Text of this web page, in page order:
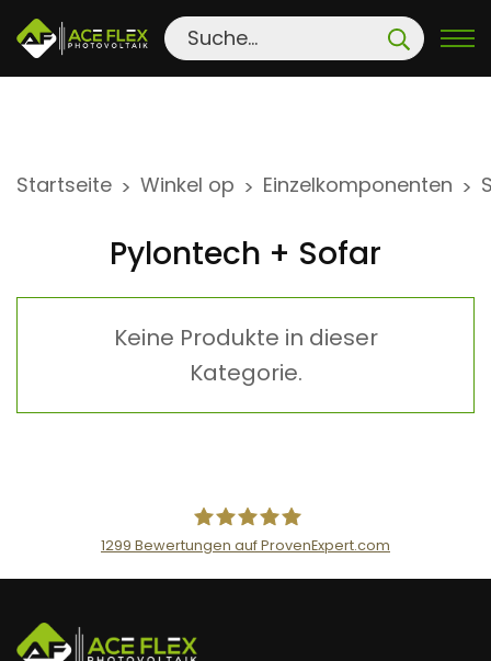
Startseite > Winkel op > Einzelkomponenten >
Pylontech + Sofar
Keine Produkte in dieser
Kategorie.
AceFlex GmbH
1299 Bewertungen auf ProvenExpert.com